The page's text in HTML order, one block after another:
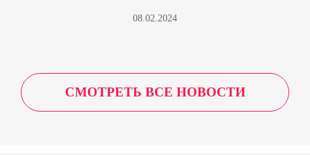
08.02.2024
СМОТРЕТЬ ВСЕ НОВОСТИ